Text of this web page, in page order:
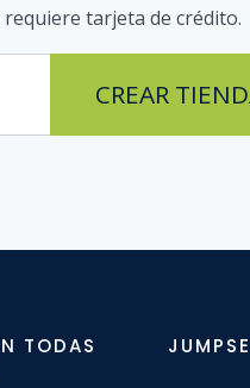
tarjeta de crédito.
CREAR
TODAS